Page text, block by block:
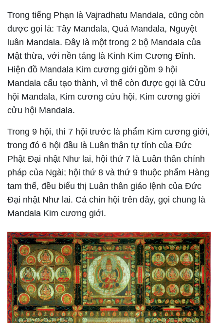
Trong tiếng Phạn là Vajradhatu Mandala, cũng còn
được gọi là: Tây Mandala, Quả Mandala, Nguyệt
luân Mandala. Đây là một trong 2 bộ Mandala của
Mật thừa, với nền tảng là Kinh Kim Cương Đỉnh.
Hiện đồ Mandala Kim cương giới gồm 9 hội
Mandala cấu tạo thành, vì thế còn được gọi là Cửu
hội Mandala, Kim cương cửu hội, Kim cương giới
cửu hội Mandala.
Trong 9 hội, thì 7 hội trước là phẩm Kim cương giới,
trong đó 6 hội đầu là Luân thân tự tính của Đức
Phật Đại nhật Như lai, hội thứ 7 là Luân thân chính
pháp của Ngài; hội thứ 8 và thứ 9 thuộc phẩm Hàng
tam thế, đều biểu thị Luân thân giáo lệnh của Đức
Đại nhật Như lai. Cả chín hội trên đây, gọi chung là
Mandala Kim cương giới.